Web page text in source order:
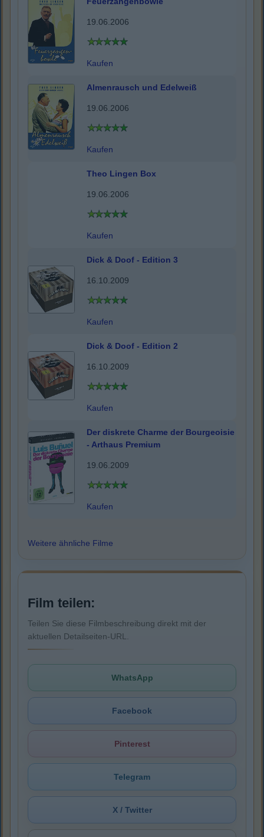
19.06.2006
Kaufen
Almenrausch und Edelweiß
19.06.2006
Kaufen
Theo Lingen Box
19.06.2006
Kaufen
Dick & Doof - Edition 3
16.10.2009
Kaufen
Dick & Doof - Edition 2
16.10.2009
Kaufen
Der diskrete Charme der Bourgeoisie
- Arthaus Premium
19.06.2009
Kaufen
Weitere ähnliche Filme
Film teilen:
Teilen Sie diese Filmbeschreibung direkt mit der
aktuellen Detailseiten-URL.
WhatsApp
Facebook
Pinterest
Telegram
X / Twitter